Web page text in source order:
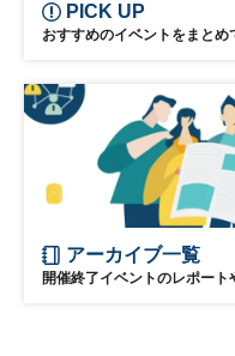
PICK UP
おすすめのイベントをまとめ
アーカイブ一覧
開催終了イベントのレポート